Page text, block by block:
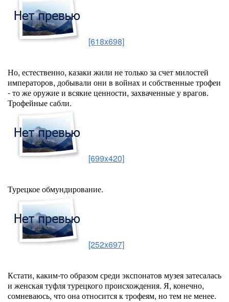
[618x698]
Но, естественно, казаки жили не только за счет милостей
императоров, добывали они в войнах и собственные трофеи
- то же оружие и всякие ценности, захваченные у врагов.
Трофейные сабли.
[699x420]
Турецкое обмундирование.
[252x697]
Кстати, каким-то образом среди экспонатов музея затесалась
и женская туфля турецкого происхождения. Я, конечно,
сомневаюсь, что она относится к трофеям, но тем не менее.